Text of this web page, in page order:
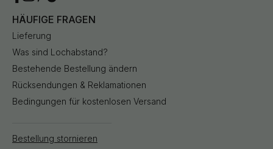
HÄUFIGE FRAGEN
Lieferung
Was sind Lochabstand?
Bestehende Bestellung ändern
Rücksendungen & Reklamationen
Bedingungen für kostenlosen Versand
Bestellung stornieren